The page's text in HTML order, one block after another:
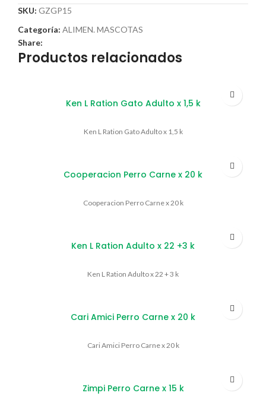
SKU: GZGP15
Categoría: ALIMEN. MASCOTAS
Share:
Productos relacionados
Ken L Ration Gato Adulto x 1,5 k
Ken L Ration Gato Adulto x 1,5 k
Cooperacion Perro Carne x 20 k
Cooperacion Perro Carne x 20 k
Ken L Ration Adulto x 22 +3 k
Ken L Ration Adulto x 22 + 3 k
Cari Amici Perro Carne x 20 k
Cari Amici Perro Carne x 20 k
Zimpi Perro Carne x 15 k